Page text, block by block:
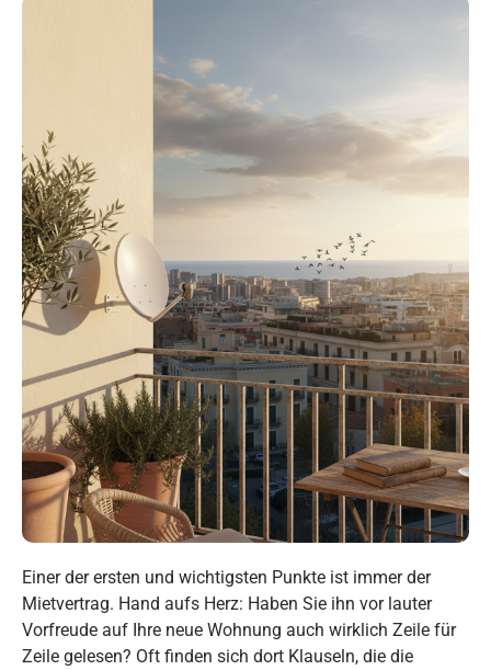
Einer der ersten und wichtigsten Punkte ist immer der
Mietvertrag. Hand aufs Herz: Haben Sie ihn vor lauter
Vorfreude auf Ihre neue Wohnung auch wirklich Zeile für
Zeile gelesen? Oft finden sich dort Klauseln, die die